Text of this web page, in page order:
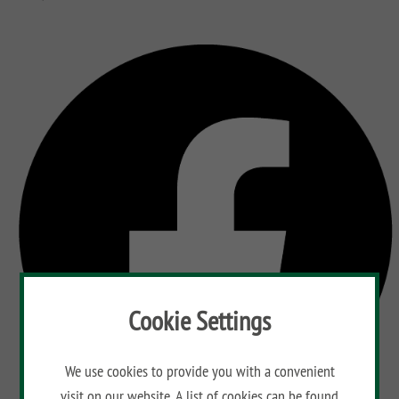
Cookie Settings
We use cookies to provide you with a convenient